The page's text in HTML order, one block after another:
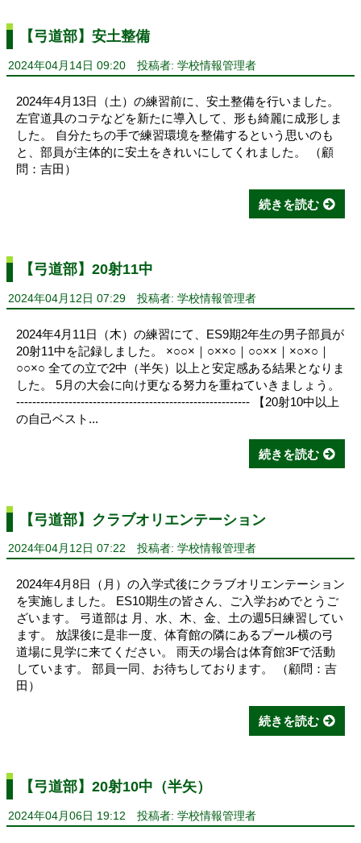
【弓道部】安土整備
2024年04月14日 09:20 投稿者: 学校情報管理者
2024年4月13日（土）の練習前に、安土整備を行いました。
左官道具のコテなどを新たに導入して、形も綺麗に成形しま
した。 自分たちの手で練習環境を整備するという思いのも
と、部員が主体的に安土をきれいにしてくれました。 （顧
問：吉田）
続きを読む
【弓道部】20射11中
2024年04月12日 07:29 投稿者: 学校情報管理者
2024年4月11日（木）の練習にて、ES9期2年生の男子部員が
20射11中を記録しました。 ×○○×｜○××○｜○○××｜×○×○｜
○○×○ 全ての立で2中（半矢）以上と安定感ある結果となりま
した。 5月の大会に向け更なる努力を重ねていきましょう。
---------------------------------------------------------- 【20射10中以上
の自己ベスト...
続きを読む
【弓道部】クラブオリエンテーション
2024年04月12日 07:22 投稿者: 学校情報管理者
2024年4月8日（月）の入学式後にクラブオリエンテーション
を実施しました。 ES10期生の皆さん、ご入学おめでとうご
ざいます。 弓道部は 月、水、木、金、土の週5日練習してい
ます。 放課後に是非一度、体育館の隣にあるプール横の弓
道場に見学に来てください。 雨天の場合は体育館3Fで活動
しています。 部員一同、お待ちしております。 （顧問：吉
田）
続きを読む
【弓道部】20射10中（半矢）
2024年04月06日 19:12 投稿者: 学校情報管理者